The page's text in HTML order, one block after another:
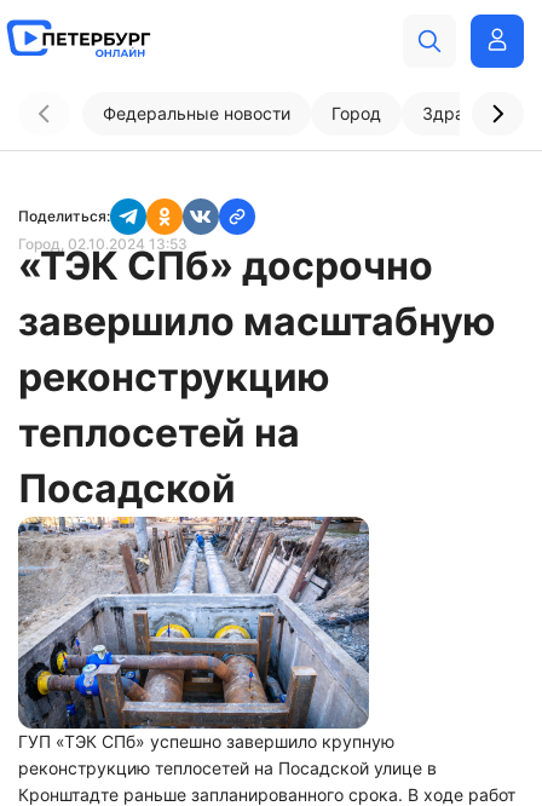
Федеральные новости Город
Поделиться:
Город, 02.10.2024 13:53
«ТЭК СПб» досрочно
завершило масштабную
реконструкцию
теплосетей на
Посадской
ГУП «ТЭК СПб» успешно завершило крупную
реконструкцию теплосетей на Посадской улице в
Кронштадте раньше запланированного срока. В ходе работ